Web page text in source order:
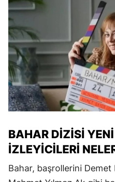
BAHAR DIZISI
İZLEYICILERI
Bahar, başrollerini Demet